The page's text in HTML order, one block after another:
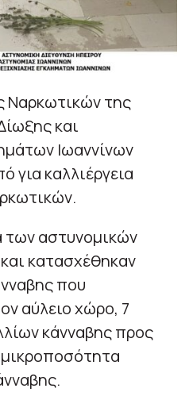
Ναρκωτικών της
και
Ιωαννίνων
για καλλιέργεια
των αστυνομικών
κατασχέθηκαν
που
αύλειο χώρο, 7
κάνναβης προς